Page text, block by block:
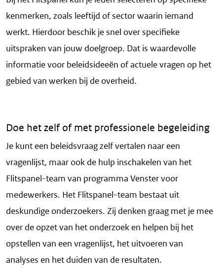
kenmerken, zoals leeftijd of sector waarin iemand
werkt. Hierdoor beschik je snel over specifieke
uitspraken van jouw doelgroep. Dat is waardevolle
informatie voor beleidsideeën of actuele vragen op het
gebied van werken bij de overheid.
Doe het zelf of met professionele begeleiding
Je kunt een beleidsvraag zelf vertalen naar een
vragenlijst, maar ook de hulp inschakelen van het
Flitspanel-team van programma Venster voor
medewerkers. Het Flitspanel-team bestaat uit
deskundige onderzoekers. Zij denken graag met je mee
over de opzet van het onderzoek en helpen bij het
opstellen van een vragenlijst, het uitvoeren van
analyses en het duiden van de resultaten.